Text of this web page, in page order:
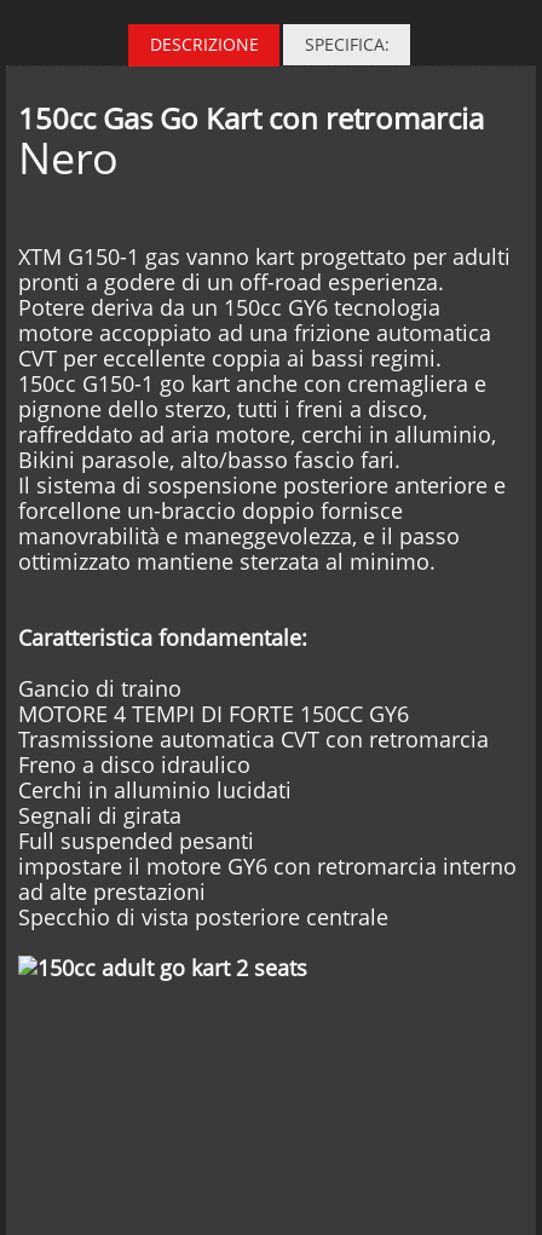
DESCRIZIONE SPECIFICA:
150cc Gas Go Kart con retromarcia
Nero
XTM G150-1 gas vanno kart progettato per adulti
pronti a godere di un off-road esperienza.
Potere deriva da un 150cc GY6 tecnologia
motore accoppiato ad una frizione automatica
CVT per eccellente coppia ai bassi regimi.
150cc G150-1 go kart anche con cremagliera e
pignone dello sterzo, tutti i freni a disco,
raffreddato ad aria motore, cerchi in alluminio,
Bikini parasole, alto/basso fascio fari.
Il sistema di sospensione posteriore anteriore e
forcellone un-braccio doppio fornisce
manovrabilità e maneggevolezza, e il passo
ottimizzato mantiene sterzata al minimo.
Caratteristica fondamentale:
Gancio di traino
MOTORE 4 TEMPI DI FORTE 150CC GY6
Trasmissione automatica CVT con retromarcia
Freno a disco idraulico
Cerchi in alluminio lucidati
Segnali di girata
Full suspended pesanti
impostare il motore GY6 con retromarcia interno
ad alte prestazioni
Specchio di vista posteriore centrale
laspecifica sui Gas Go Kart